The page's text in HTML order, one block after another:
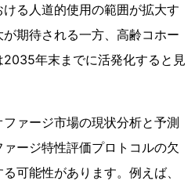
る人道的使用の範囲が拡大す
期待される一方、高齢コホー
2035年末までに活発化すると見
ァージ市場の現状分析と予測
ージ特性評価プロトコルの欠
可能性があります。例えば、